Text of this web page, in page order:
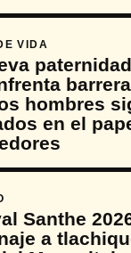
VIDA
hombres
en el
Santhe
a